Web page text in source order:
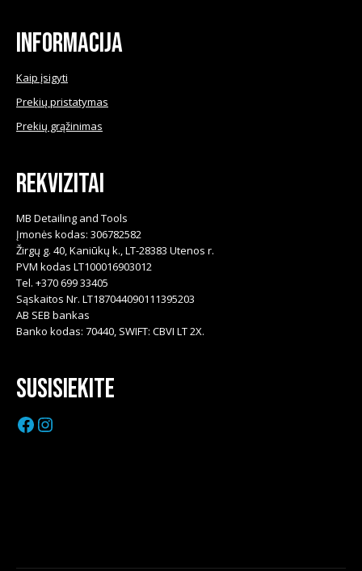
Informacija
Kaip įsigyti
Prekių pristatymas
Prekių grąžinimas
Rekvizitai
MB Detailing and Tools
Įmonės kodas: 306782582
Žirgų g. 40, Kaniūkų k., LT-28383 Utenos r.
PVM kodas LT100016903012
Tel. +370 699 33405
Sąskaitos Nr. LT187044090111395203
AB SEB bankas
Banko kodas: 70440, SWIFT: CBVI LT 2X.
Susisiekite
Facebook
Instagram